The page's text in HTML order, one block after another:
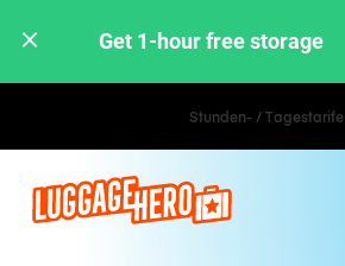
Get 1-hour free storage
Stunden- / Tagestarife